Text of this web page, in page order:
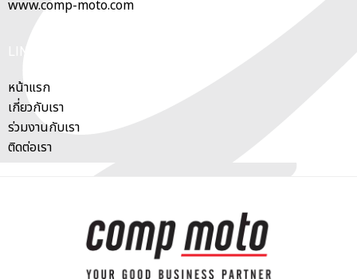
www.comp-moto.com
หน้าแรก
เกี่ยวกับเรา
ร่วมงานกับเรา
ติดต่อเรา